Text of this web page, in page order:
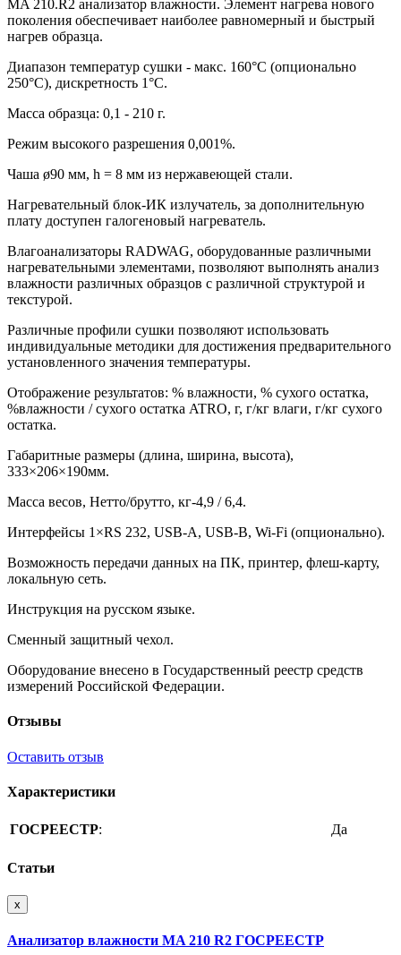
MA 210.R2 анализатор влажности. Элемент нагрева нового
поколения обеспечивает наиболее равномерный и быстрый
нагрев образца.
Диапазон температур сушки - макс. 160°C (опционально
250°C), дискретность 1°С.
Масса образца: 0,1 - 210 г.
Режим высокого разрешения 0,001%.
Чаша ø90 мм, h = 8 мм из нержавеющей стали.
Нагревательный блок-ИК излучатель, за дополнительную
плату доступен галогеновый нагреватель.
Влагоанализаторы RADWAG, оборудованные различными
нагревательными элементами, позволяют выполнять анализ
влажности различных образцов с различной структурой и
текстурой.
Различные профили сушки позволяют использовать
индивидуальные методики для достижения предварительного
установленного значения температуры.
Отображение результатов: % влажности, % сухого остатка,
%влажности / сухого остатка ATRO, г, г/кг влаги, г/кг сухого
остатка.
Габаритные размеры (длина, ширина, высота),
333×206×190мм.
Масса весов, Нетто/брутто, кг-4,9 / 6,4.
Интерфейсы 1×RS 232, USB-A, USB-B, Wi-Fi (опционально).
Возможность передачи данных на ПК, принтер, флеш-карту,
локальную сеть.
Инструкция на русском языке.
Сменный защитный чехол.
Оборудование внесено в Государственный реестр средств
измерений Российской Федерации.
Отзывы
Оставить отзыв
Характеристики
ГОСРЕЕСТР: Да
Статьи
x
Анализатор влажности MA 210 R2 ГОСРЕЕСТР